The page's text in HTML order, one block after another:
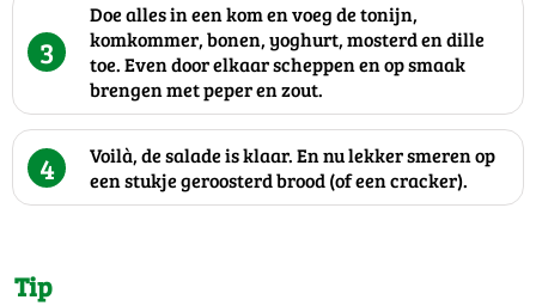
3
Doe alles in een kom en voeg de tonijn,
komkommer, bonen, yoghurt, mosterd en dille
toe. Even door elkaar scheppen en op smaak
brengen met peper en zout.
4
Voilà, de salade is klaar. En nu lekker smeren op
een stukje geroosterd brood (of een cracker).
Tip